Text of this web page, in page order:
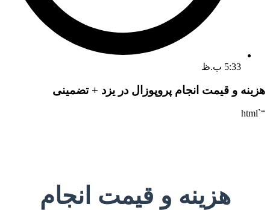
5:33 ب.ظ
هزینه و قیمت انجام پروپوزال در یزد + تضمینی
“`html
هزینه و قیمت انجام